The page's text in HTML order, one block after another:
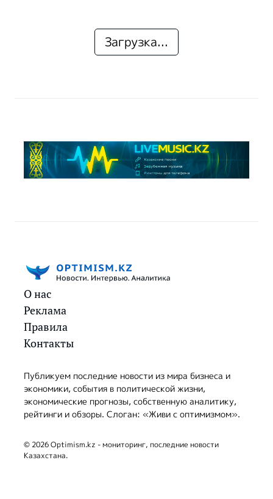
Загрузка...
О нас
Реклама
Правила
Контакты
Публикуем последние новости из мира бизнеса и
экономики, события в политической жизни,
экономические прогнозы, собственную аналитику,
рейтинги и обзоры. Слоган: «Живи с оптимизмом».
© 2026 Optimism.kz - мониторинг, последние новости
Казахстана.